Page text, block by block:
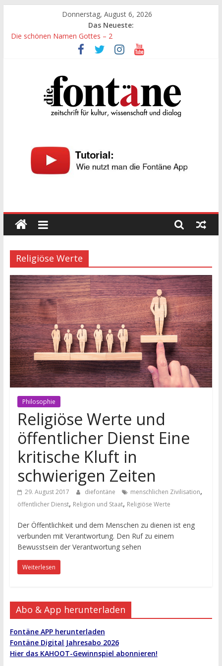
springen
Donnerstag, August 6, 2026
Das Neueste:
Die schönen Namen Gottes – 2
Werte, denen größte Sorgfalt entgegengebracht werden muss
Die schönen Namen Gottes
„Kind“ seiner Zeit sein
Die
Fontäne
kultur,
wissenschaft
und
dialog
Religiöse Werte
Philosophie
Religiöse Werte und
öffentlicher Dienst Eine
kritische Kluft in
schwierigen Zeiten
29. August 2017 diefontäne menschlichen Zivilisation,
öffentlicher Dienst, Religion und Staat, Religiöse Werte
Der Öffentlichkeit und dem Menschen zu dienen ist eng
verbunden mit Verantwortung. Den Ruf zu einem
Bewusstsein der Verantwortung sehen
Weiterlesen
Abo & App herunterladen
Fontäne APP herunterladen
Fontäne Digital Jahresabo 2026
Hier das KAHOOT-Gewinnspiel abonnieren!